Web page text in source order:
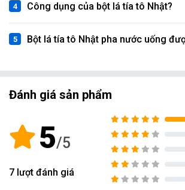
Công dụng của bột lá tía tô Nhật?
Bột lá tía tô Nhật pha nước uống
Đánh giá sản phẩm
5
7 lượt đánh giá